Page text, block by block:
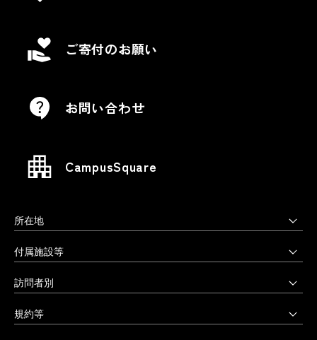
ご寄付のお願い
お問い合わせ
CampusSquare
所在地
上野毛キャンパス
〒158-8558 東京都世田谷区上野毛3-15-34
03-3702-1141（代）
付属施設等
多摩美術大学図書館
多摩美術大学美術館
アートテーク
訪問者別
受験生の方へ
受験上の配慮をご希望の方へ
規約等